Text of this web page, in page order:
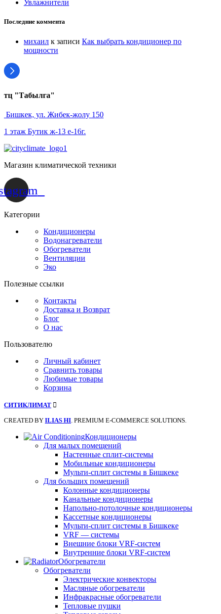
Увлажнители
Последние коммента
михаил к записи Как выбрать кондиционер по
мощности
тц "Табылга"
Бишкек, ул. Жибек-жолу 150
1 этаж Бутик ж-13 е-16г.
Магазин климатической техники
Категории
Кондиционеры
Водонагреватели
Обогреватели
Вентиляции
Эко
Полезные ссылки
Контакты
Доставка и Возврат
Блог
О нас
Пользователю
Личный кабинет
Сравнить товары
Любимые товары
Корзина
СИТИКЛИМАТ
CREATED BY ILIAS HI. PREMIUM E-COMMERCE SOLUTIONS.
Кондиционеры
Для малых помещений
Настенные сплит-системы
Мобильные кондиционеры
Мульти-сплит системы в Бишкеке
Для больших помещений
Колонные кондиционеры
Канальные кондиционеры
Напольно-потолочные кондиционеры
Кассетные кондиционеры
Мульти-сплит системы в Бишкеке
VRF — системы
Внешние блоки VRF-систем
Внутренние блоки VRF-систем
Обогреватели
Обогреватели
Электрические конвекторы
Масляные обогреватели
Инфракрасные обогреватели
Тепловые пушки